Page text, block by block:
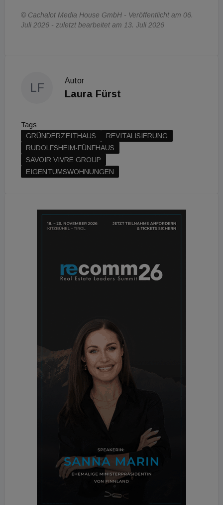
© Cachalot Media House GmbH - Veröffentlicht am 06.
Juli 2026 - zuletzt bearbeitet am 13. Juli 2026
LF
Autor
Laura Fürst
Tags
GRÜNDERZEITHAUS
REVITALISIERUNG
RUDOLFSHEIM-FÜNFHAUS
SAVOIR VIVRE GROUP
EIGENTUMSWOHNUNGEN